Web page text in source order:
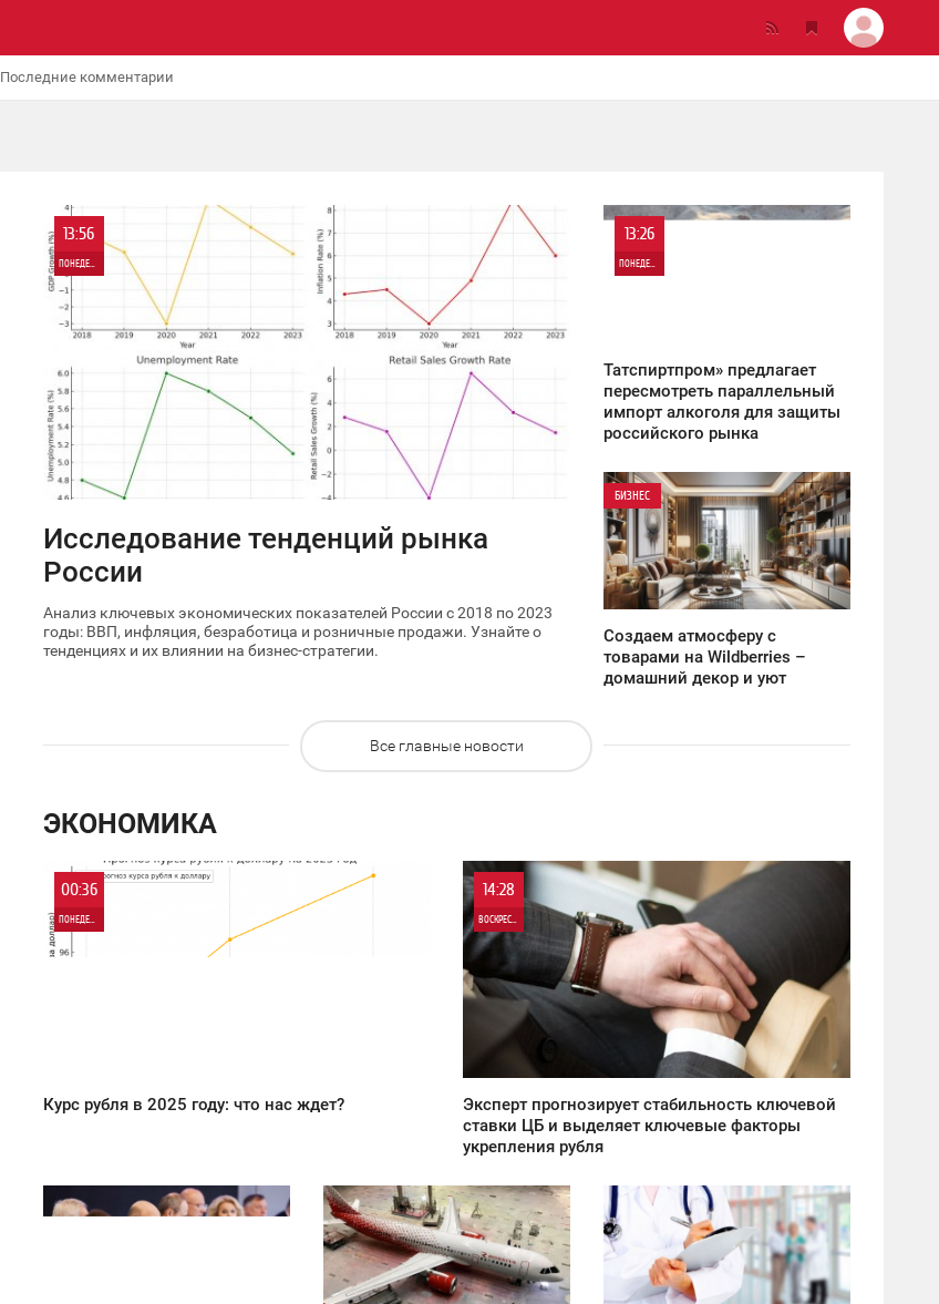
Последние комментарии
13:56
ПОНЕДЕЛЬНИК
3 746
Исследование тенденций рынка
России
Анализ ключевых экономических показателей России с 2018 по 2023
годы: ВВП, инфляция, безработица и розничные продажи. Узнайте о
тенденциях и их влиянии на бизнес-стратегии.
13:26
ПОНЕДЕЛЬНИК
Татспиртпром» предлагает
пересмотреть параллельный
импорт алкоголя для защиты
российского рынка
БИЗНЕС
Создаем атмосферу с
товарами на Wildberries –
домашний декор и уют
Все главные новости
ЭКОНОМИКА
00:36
ПОНЕДЕЛЬНИК
Курс рубля в 2025 году: что нас ждет?
14:28
ВОСКРЕСЕНЬЕ
Эксперт прогнозирует стабильность ключевой
ставки ЦБ и выделяет ключевые факторы
укрепления рубля
01:13 18:57
ВТОРНИК
3 848